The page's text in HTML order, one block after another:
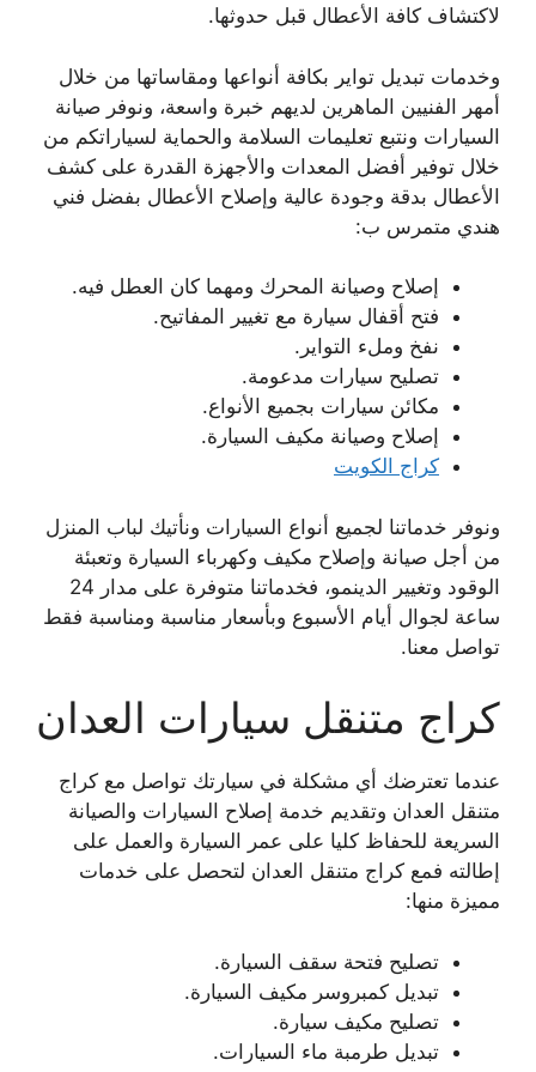
لاكتشاف كافة الأعطال قبل حدوثها.
وخدمات تبديل تواير بكافة أنواعها ومقاساتها من خلال
أمهر الفنيين الماهرين لديهم خبرة واسعة، ونوفر صيانة
السيارات ونتبع تعليمات السلامة والحماية لسياراتكم من
خلال توفير أفضل المعدات والأجهزة القدرة على كشف
الأعطال بدقة وجودة عالية وإصلاح الأعطال بفضل فني
هندي متمرس ب:
إصلاح وصيانة المحرك ومهما كان العطل فيه.
فتح أقفال سيارة مع تغيير المفاتيح.
نفخ وملء التواير.
تصليح سيارات مدعومة.
مكائن سيارات بجميع الأنواع.
إصلاح وصيانة مكيف السيارة.
كراج الكويت
ونوفر خدماتنا لجميع أنواع السيارات ونأتيك لباب المنزل
من أجل صيانة وإصلاح مكيف وكهرباء السيارة وتعبئة
الوقود وتغيير الدينمو، فخدماتنا متوفرة على مدار 24
ساعة لجوال أيام الأسبوع وبأسعار مناسبة ومناسبة فقط
تواصل معنا.
كراج متنقل سيارات العدان
عندما تعترضك أي مشكلة في سيارتك تواصل مع كراج
متنقل العدان وتقديم خدمة إصلاح السيارات والصيانة
السريعة للحفاظ كليا على عمر السيارة والعمل على
إطالته فمع كراج متنقل العدان لتحصل على خدمات
مميزة منها:
تصليح فتحة سقف السيارة.
تبديل كمبروسر مكيف السيارة.
تصليح مكيف سيارة.
تبديل طرمبة ماء السيارات.